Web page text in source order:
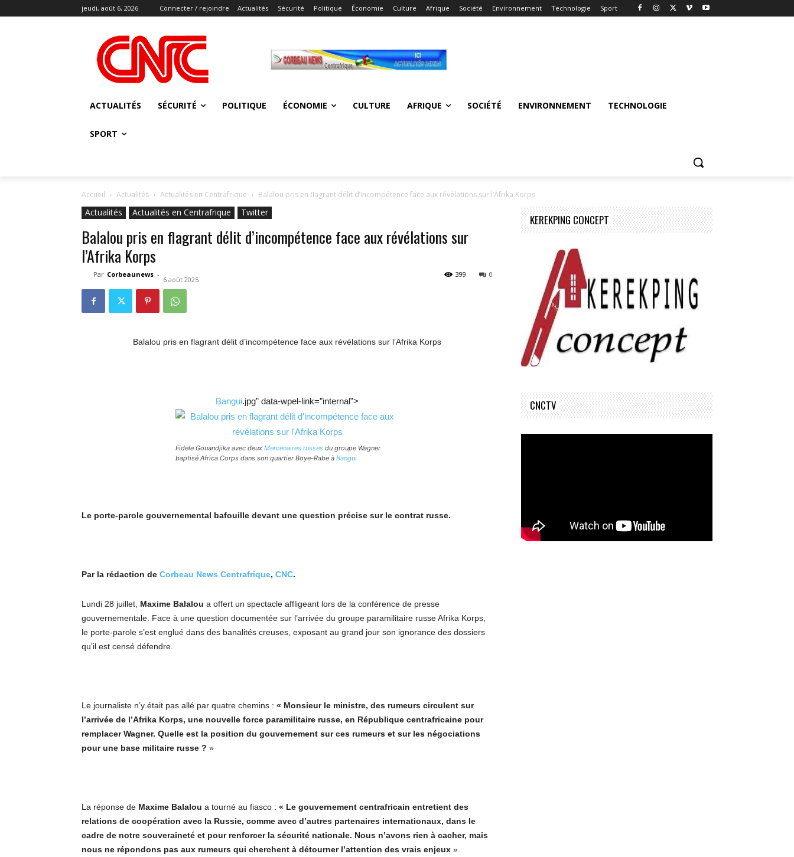
jeudi, août 6, 2026 Connecter / rejoindre Actualités Sécurité Politique Économie Culture Afrique Société Environnement Technologie Sport
ACTUALITÉS SÉCURITÉ POLITIQUE ÉCONOMIE CULTURE AFRIQUE SOCIÉTÉ ENVIRONNEMENT TECHNOLOGIE
SPORT
Accueil Actualités Actualités en Centrafrique Balalou pris en flagrant délit d’incompétence face aux révélations sur l’Afrika Korps
Actualités Actualités en Centrafrique Twitter
Balalou pris en flagrant délit d’incompétence face aux révélations sur
l’Afrika Korps
Par Corbeaunews -
6 août 2025
0
399
Balalou pris en flagrant délit d’incompétence face aux révélations sur l’Afrika Korps
Bangui.jpg” data-wpel-link=”internal”>
Fidele Gouandjika avec deux Mercenaires russes du groupe Wagner
baptisé Africa Corps dans son quartier Boye-Rabe à Bangui
Le porte-parole gouvernemental bafouille devant une question précise sur le contrat russe.
Par la rédaction de Corbeau News Centrafrique, CNC.
Lundi 28 juillet, Maxime Balalou a offert un spectacle affligeant lors de la conférence de presse
gouvernementale. Face à une question documentée sur l’arrivée du groupe paramilitaire russe Afrika Korps,
le porte-parole s’est englué dans des banalités creuses, exposant au grand jour son ignorance des dossiers
qu’il est censé défendre.
Le journaliste n’y était pas allé par quatre chemins : « Monsieur le ministre, des rumeurs circulent sur
l’arrivée de l’Afrika Korps, une nouvelle force paramilitaire russe, en République centrafricaine pour
remplacer Wagner. Quelle est la position du gouvernement sur ces rumeurs et sur les négociations
pour une base militaire russe ? »
La réponse de Maxime Balalou a tourné au fiasco : « Le gouvernement centrafricain entretient des
relations de coopération avec la Russie, comme avec d’autres partenaires internationaux, dans le
cadre de notre souveraineté et pour renforcer la sécurité nationale. Nous n’avons rien à cacher, mais
nous ne répondons pas aux rumeurs qui cherchent à détourner l’attention des vrais enjeux ».
KEREKPING CONCEPT
CNCTV